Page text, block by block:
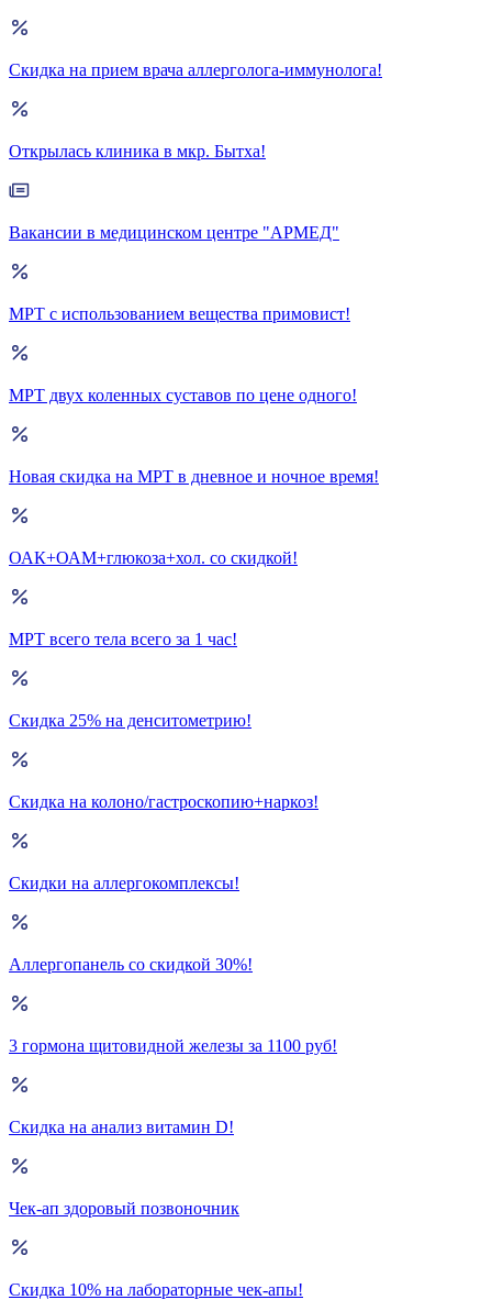
Скидка на прием врача аллерголога-иммунолога!
Открылась клиника в мкр. Бытха!
Вакансии в медицинском центре "АРМЕД"
МРТ с использованием вещества примовист!
МРТ двух коленных суставов по цене одного!
Новая скидка на МРТ в дневное и ночное время!
ОАК+ОАМ+глюкоза+хол. со скидкой!
МРТ всего тела всего за 1 час!
Скидка 25% на денситометрию!
Скидка на колоно/гастроскопию+наркоз!
Скидки на аллергокомплексы!
Аллергопанель со скидкой 30%!
3 гормона щитовидной железы за 1100 руб!
Скидка на анализ витамин D!
Чек-ап здоровый позвоночник
Скидка 10% на лабораторные чек-апы!